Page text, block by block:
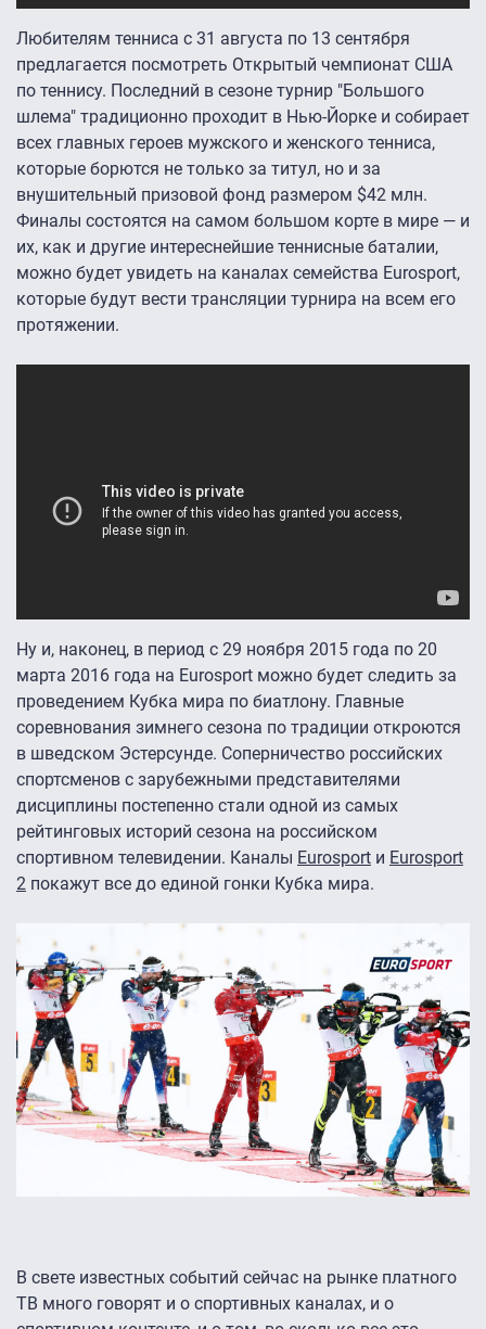
Любителям тенниса с 31 августа по 13 сентября
предлагается посмотреть Открытый чемпионат США
по теннису. Последний в сезоне турнир "Большого
шлема" традиционно проходит в Нью-Йорке и собирает
всех главных героев мужского и женского тенниса,
которые борются не только за титул, но и за
внушительный призовой фонд размером $42 млн.
Финалы состоятся на самом большом корте в мире — и
их, как и другие интереснейшие теннисные баталии,
можно будет увидеть на каналах семейства Eurosport,
которые будут вести трансляции турнира на всем его
протяжении.
Ну и, наконец, в период с 29 ноября 2015 года по 20
марта 2016 года на Eurosport можно будет следить за
проведением Кубка мира по биатлону. Главные
соревнования зимнего сезона по традиции откроются
в шведском Эстерсунде. Соперничество российских
спортсменов с зарубежными представителями
дисциплины постепенно стали одной из самых
рейтинговых историй сезона на российском
спортивном телевидении. Каналы Eurosport и Eurosport
2 покажут все до единой гонки Кубка мира.
В свете известных событий сейчас на рынке платного
ТВ много говорят и о спортивных каналах, и о